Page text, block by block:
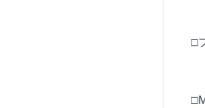
フ
関
□
日
日